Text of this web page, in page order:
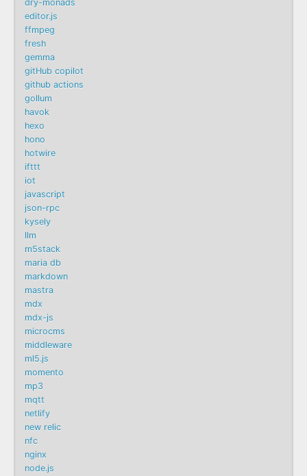
dry-monads
editor.js
ffmpeg
fresh
gemma
gitHub copilot
github actions
gollum
havok
hexo
hono
hotwire
ifttt
iot
javascript
json-rpc
kysely
llm
m5stack
maria db
markdown
mastra
mdx
mdx-js
microcms
middleware
ml5.js
momento
mp3
mqtt
netlify
new relic
nfc
nginx
node.js